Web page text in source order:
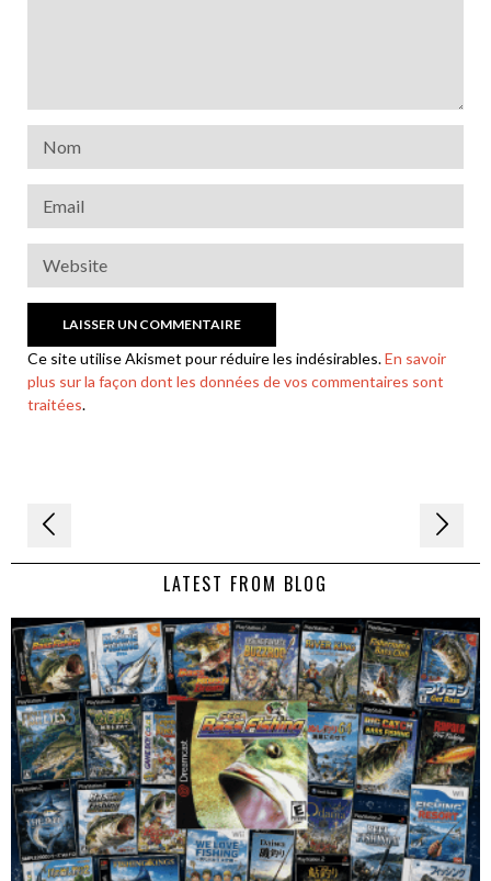
Ce site utilise Akismet pour réduire les indésirables.En savoir
plus sur la façon dont les données de vos commentaires sont
traitées.
Navigation
de LATEST FROM BLOG